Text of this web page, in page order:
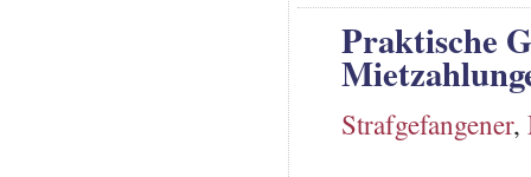
Praktische
Strafgefangener,